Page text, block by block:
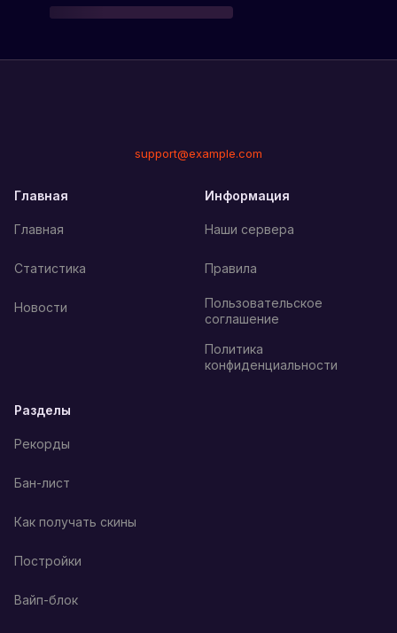
support@example.com
Главная
Главная
Статистика
Новости
Информация
Наши сервера
Правила
Пользовательское
соглашение
Политика
конфиденциальности
Разделы
Рекорды
Бан-лист
Как получать скины
Постройки
Вайп-блок